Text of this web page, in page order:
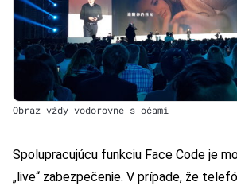
Obraz vždy vodorovne s očami
Spolupracujúcu funkciu Face Code je
„live“ zabezpečenie. V prípade, že